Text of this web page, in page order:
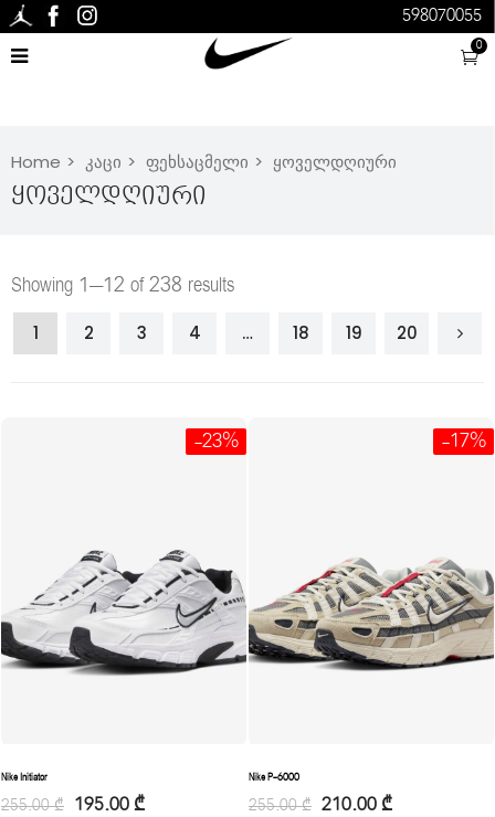
0
598070055
Home კაცი ფეხსაცმელი ყოველდღიური
Ყოველდღიური
Showing 1–12 of 238 results
1 2 3 4 … 18 19 20
-23%
Nike Initiator
255.00₾ 195.00 ₾
-17%
Nike P-6000
255.00₾ 210.00 ₾